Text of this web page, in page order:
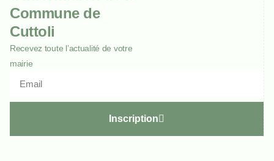
Commune de
Cuttoli
Recevez toute l’actualité de votre
mairie
Inscription